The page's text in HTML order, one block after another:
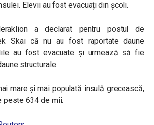
Elevii au fost evacuați din școli.
a declarat pentru postul de
Skai că nu au fost raportate daune
au fost evacuate și urmează să fie
structurale.
mare și mai populată insulă grecească,
peste 634 de mii.